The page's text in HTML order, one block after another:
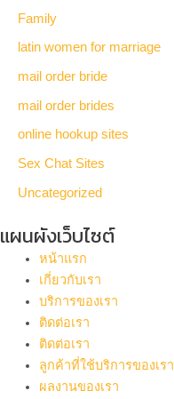
Family
latin women for marriage
mail order bride
mail order brides
online hookup sites
Sex Chat Sites
Uncategorized
แผนผังเว็บไซต์
หน้าแรก
เกี่ยวกับเรา
บริการของเรา
ติดต่อเรา
ติดต่อเรา
ลูกค้าที่ใช้บริการของเรา
ผลงานของเรา